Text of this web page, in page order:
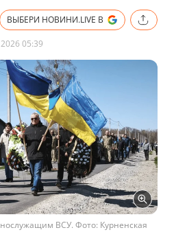
ВЫБЕРИ НОВИНИ.LIVE В
05:39
ВСУ. Фото: Курненская